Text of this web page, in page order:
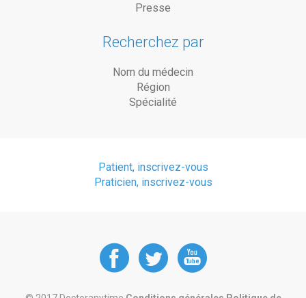
Presse
Recherchez par
Nom du médecin
Région
Spécialité
Patient, inscrivez-vous
Praticien, inscrivez-vous
DoctorAnyTime